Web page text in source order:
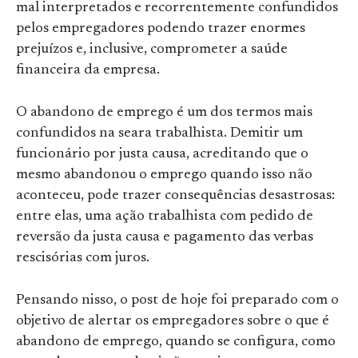
mal interpretados e recorrentemente confundidos
pelos empregadores podendo trazer enormes
prejuízos e, inclusive, comprometer a saúde
financeira da empresa.
O abandono de emprego é um dos termos mais
confundidos na seara trabalhista. Demitir um
funcionário por justa causa, acreditando que o
mesmo abandonou o emprego quando isso não
aconteceu, pode trazer consequências desastrosas:
entre elas, uma ação trabalhista com pedido de
reversão da justa causa e pagamento das verbas
rescisórias com juros.
Pensando nisso, o post de hoje foi preparado com o
objetivo de alertar os empregadores sobre o que é
abandono de emprego, quando se configura, como